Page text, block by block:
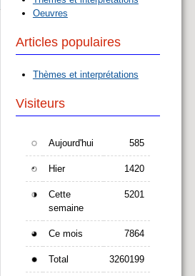
Oeuvres
Articles populaires
Thèmes et interprétations
Visiteurs
Aujourd'hui 585
Hier 1420
Cette
semaine
5201
Ce mois 7864
Total 3260199